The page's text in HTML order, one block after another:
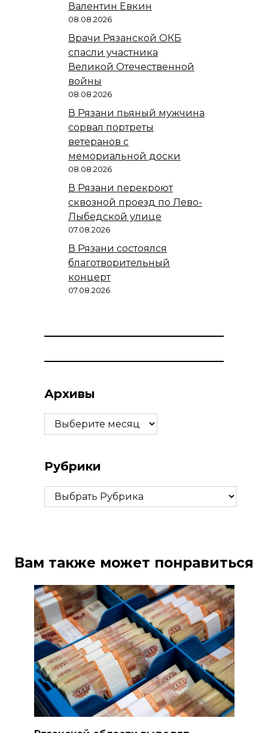
Валентин Евкин
08.08.2026
Врачи Рязанской ОКБ
спасли участника
Великой Отечественной
войны
08.08.2026
В Рязани пьяный мужчина
сорвал портреты
ветеранов с
мемориальной доски
08.08.2026
В Рязани перекроют
сквозной проезд по Лево-
Лыбедской улице
07.08.2026
В Рязани состоялся
благотворительный
концерт
07.08.2026
Архивы
Архивы
Рубрики
Рубрики
Вам также может понравиться